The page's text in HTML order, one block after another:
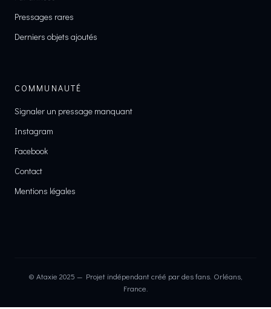
Pressages rares
Derniers objets ajoutés
COMMUNAUTÉ
Signaler un pressage manquant
Instagram
Facebook
Contact
Mentions légales
© Ataxie 2025 — Projet indépendant créé par des fans. Orléans,
France.